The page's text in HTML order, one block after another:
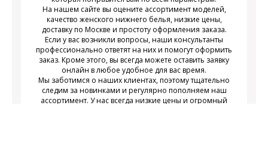
На нашем сайте вы оцените ассортимент моделей,
качество женского нижнего белья, низкие цены,
доставку по Москве и простоту оформления заказа.
Если у вас возникли вопросы, наши консультанты
профессионально ответят на них и помогут оформить
заказ. Кроме этого, вы всегда можете оставить заявку
онлайн в любое удобное для вас время.
Мы заботимся о наших клиентах, поэтому тщательно
следим за новинками и регулярно пополняем наш
ассортимент. У нас всегда низкие цены и огромный